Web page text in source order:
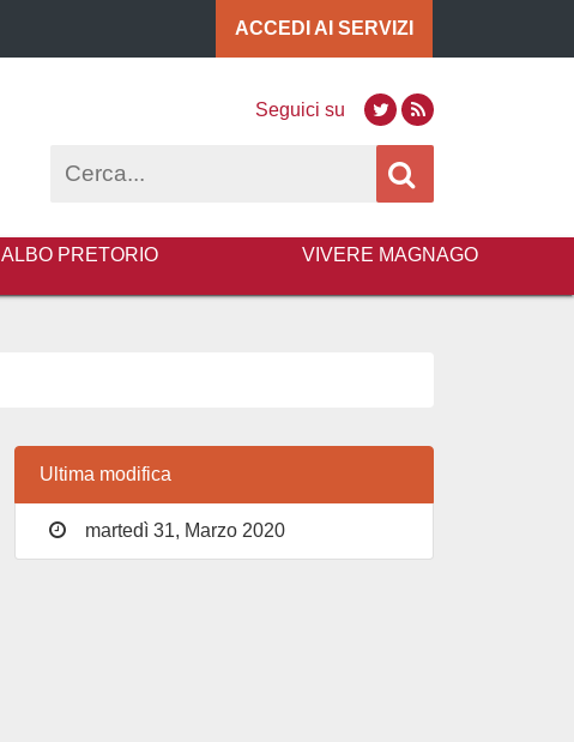
ACCEDI AI SERVIZI
Seguici su TwitterRSS
ALBO PRETORIO VIVERE MAGNAGO
Ultima modifica
martedì 31, Marzo 2020